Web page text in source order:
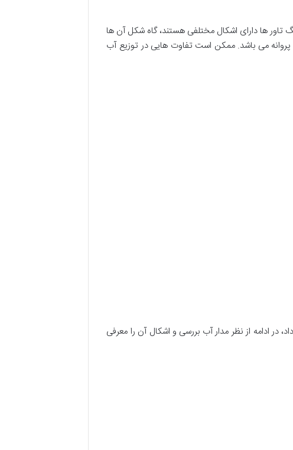
ها دارای اشکال مختلفی هستند، گاه شکل آن ها
پروانه می باشد. ممکن است تفاوت هایی در توزیع آب
ادامه از نظر مدار آب بررسی و اشکال آن را معرفی